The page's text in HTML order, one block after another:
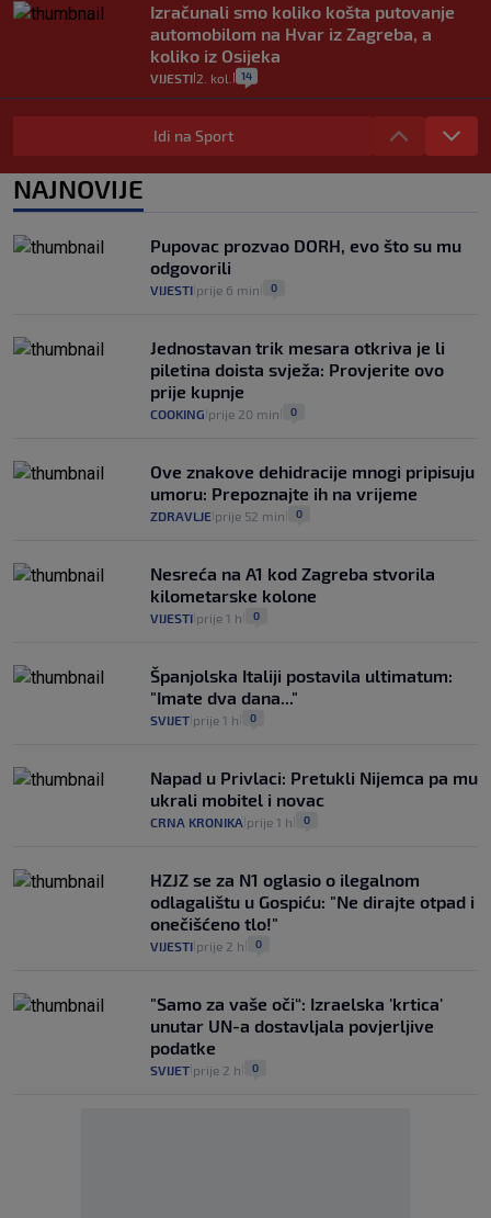
Izračunali smo koliko košta putovanje
automobilom na Hvar iz Zagreba, a
koliko iz Osijeka
VIJESTI 2. kol. 14
"Kći je otišla na more, a zaboravila
zdravstvenu iskaznicu". Kakva su prava
pacijenata izvan mjesta prebivališta?
1
junaci naših priča budu oni koji pomažu,
a ne oni koji su pobijedili nekoga"
VIJESTI
Idi na Sport
NAJNOVIJE
Pupovac prozvao DORH, evo što su mu
odgovorili
VIJESTI prije 6 min 0
Jednostavan trik mesara otkriva je li
piletina doista svježa: Provjerite ovo
prije kupnje
COOKING prije 20 min 0
Ove znakove dehidracije mnogi pripisuju
umoru: Prepoznajte ih na vrijeme
ZDRAVLJE prije 52 min 0
Nesreća na A1 kod Zagreba stvorila
kilometarske kolone
VIJESTI prije 1 h 0
Španjolska Italiji postavila ultimatum:
"Imate dva dana..."
SVIJET prije 1 h 0
Napad u Privlaci: Pretukli Nijemca pa mu
ukrali mobitel i novac
CRNA KRONIKA prije 1 h 0
HZJZ se za N1 oglasio o ilegalnom
odlagalištu u Gospiću: "Ne dirajte otpad i
onečišćeno tlo!"
VIJESTI prije 2 h 0
"Samo za vaše oči“: Izraelska 'krtica'
unutar UN-a dostavljala povjerljive
podatke
SVIJET prije 2 h 0